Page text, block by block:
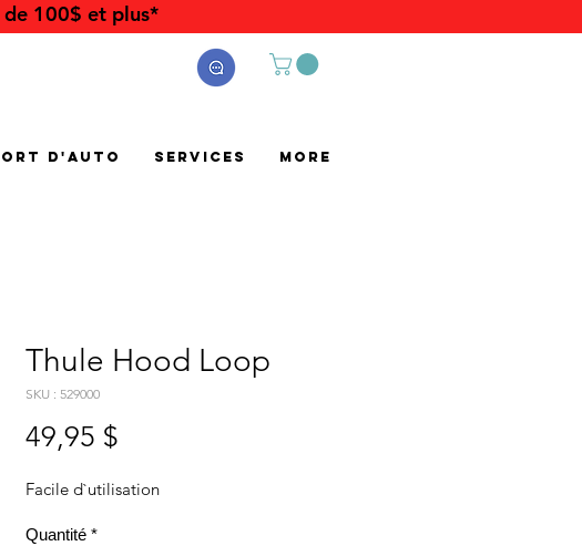
100$ et plus*
d'auto Services More
Thule Hood Loop
SKU : 529000
49,95 $
Facile d`utilisation
Quantité *